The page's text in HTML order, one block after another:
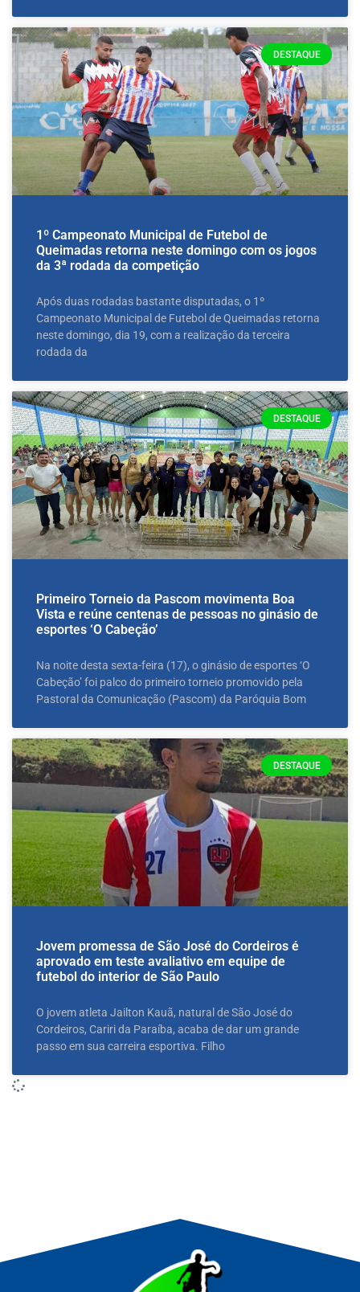
DESTAQUE
1º Campeonato Municipal de Futebol de
Queimadas retorna neste domingo com os jogos
da 3ª rodada da competição
Após duas rodadas bastante disputadas, o 1º
Campeonato Municipal de Futebol de Queimadas retorna
neste domingo, dia 19, com a realização da terceira
rodada da
DESTAQUE
Primeiro Torneio da Pascom movimenta Boa
Vista e reúne centenas de pessoas no ginásio de
esportes ‘O Cabeção’
Na noite desta sexta-feira (17), o ginásio de esportes ‘O
Cabeção’ foi palco do primeiro torneio promovido pela
Pastoral da Comunicação (Pascom) da Paróquia Bom
DESTAQUE
Jovem promessa de São José do Cordeiros é
aprovado em teste avaliativo em equipe de
futebol do interior de São Paulo
O jovem atleta Jailton Kauã, natural de São José do
Cordeiros, Cariri da Paraíba, acaba de dar um grande
passo em sua carreira esportiva. Filho